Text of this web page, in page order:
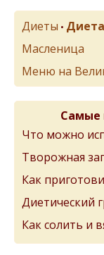
Диеты •
Масленица
Меню на
Самые
Что можно
Творожная
Как
Диетический
Как солить и